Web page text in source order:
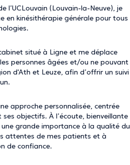
l’UCLouvain (Louvain-la-Neuve), je
en kinésithérapie générale pour tous
situé à Ligne et me déplace
personnes âgées et/ou ne pouvant
d'Ath et Leuze, afin d’offrir un suivi
approche personnalisée, centrée
objectifs. À l’écoute, bienveillante
grande importance à la qualité du
attentes de mes patients et à
de confiance.